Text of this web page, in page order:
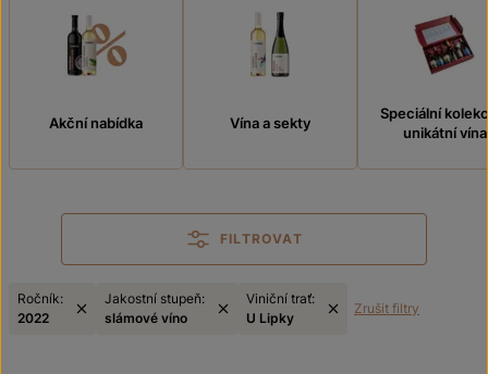
Akční nabídka Vína a sekty
Speciální
unikátní vína
FILTROVAT
Ročník:
2022
Jakostní stupeň:
slámové víno
Viniční trať:
U Lipky
Zrušit filtry